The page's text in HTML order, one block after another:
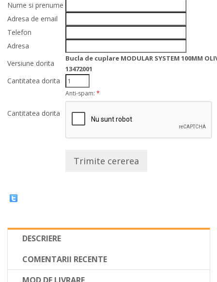
Nume si prenume
Adresa de email
Telefon
Adresa
Versiune dorita
Bucla de cuplare MODULAR SYSTEM 100MM
13472001
Cantitatea dorita
Cantitatea dorita
Anti-spam: *
Trimite cererea
DESCRIERE
COMENTARII RECENTE